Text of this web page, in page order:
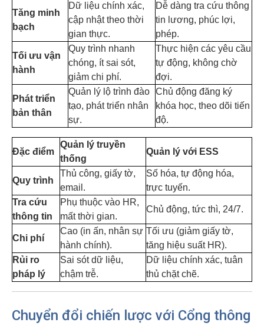
Tăng minh
bạch
Dữ liệu chính xác,
cập nhật theo thời
gian thực.
Dễ dàng tra cứu thông
tin lương, phúc lợi,
phép.
Tối ưu vận
hành
Quy trình nhanh
chóng, ít sai sót,
giảm chi phí.
Thực hiện các yêu cầu
tự động, không chờ
đợi.
Phát triển
bản thân
Quản lý lộ trình đào
tạo, phát triển nhân
sự.
Chủ động đăng ký
khóa học, theo dõi tiến
độ.
Đặc điểm
Quản lý truyền
thống
Quản lý với ESS
Quy trình
Thủ công, giấy tờ,
email.
Số hóa, tự động hóa,
trực tuyến.
Tra cứu
thông tin
Phụ thuộc vào HR,
mất thời gian.
Chủ động, tức thì, 24/7.
Chi phí
Cao (in ấn, nhân sự
hành chính).
Tối ưu (giảm giấy tờ,
tăng hiệu suất HR).
Rủi ro
pháp lý
Sai sót dữ liệu,
chậm trễ.
Dữ liệu chính xác, tuân
thủ chặt chẽ.
Chuyển đổi chiến lược với Cổng thông